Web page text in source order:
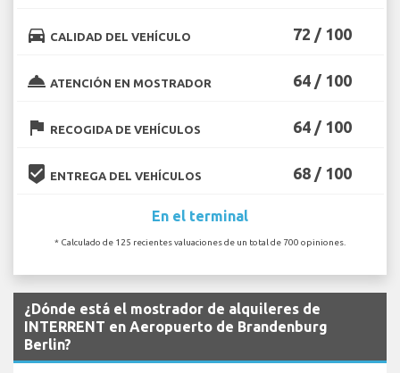
directions_car CALIDAD DEL VEHÍCULO 72 / 100
room_service ATENCIÓN EN MOSTRADOR 64 / 100
flag RECOGIDA DE VEHÍCULOS 64 / 100
beenhere ENTREGA DEL VEHÍCULOS 68 / 100
En el terminal
* Calculado de 125 recientes valuaciones de un total de 700 opiniones.
¿Dónde está el mostrador de alquileres de
INTERRENT en Aeropuerto de Brandenburg
Berlin?